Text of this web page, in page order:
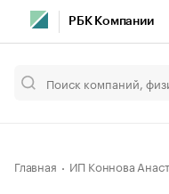
РБК Компании
Главная ИП Коннова